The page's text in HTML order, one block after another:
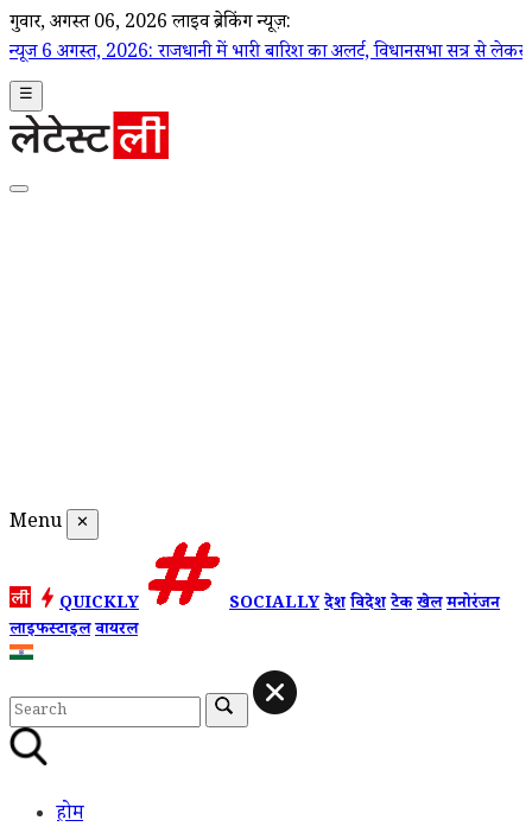
गुरूवार, अगस्त 06, 2026 लाइव ब्रेकिंग न्यूज़:
राजधानी में भारी बारिश का अलर्ट, विधानसभा सत्र से लेकर स्वास्थ्य
☰
Menu ✕
QUICKLY SOCIALLYदेशविदेशटेकखेलमनोरंजन
लाइफस्टाइलवायरल
होम